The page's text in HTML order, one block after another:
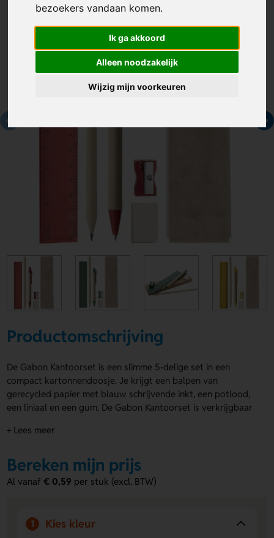
bezoekers vandaan komen.
Ik ga akkoord
Alleen noodzakelijk
Wijzig mijn voorkeuren
Productomschrijving
De Gabon Kantoorset is een slimme 5-delige set in een
compact kartonnendoosje. Je krijgt een balpen van
gerecycled papier met blauw schrijvende inkt, een potlood,
een liniaal en een gum. De Gabon Kantoorset is verkrijgbaar
ontwerp plaatsen op doos, rechtshandig, linkshandig of op
Voordelen van de Gabon Kantoorset
Opvallende personalisatie
ontwerp drukken op meerdere drukposities voor extra
+ Lees meer
Bereken mijn prijs
Al vanaf€ 0,59 per stuk (excl. BTW)
1 Kies kleur